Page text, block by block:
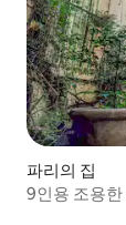
파리의 집
9인용 조용